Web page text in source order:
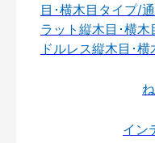
目･横木目タイプ/
ラット縦木目･横
ドルレス縦木目･
イン